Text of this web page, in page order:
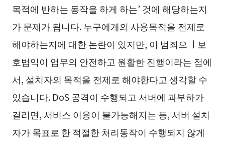
목적에 반하는 동작을 하게 하는’ 것에 해당하는지
가 문제가 됩니다. 누구에게의 사용목적을 전제로
해야하는지에 대한 논란이 있지만, 이 범죄으 ㅣ보
호법익이 업무의 안전하고 원활한 진행이라는 점에
서, 설치자의 목적을 전제로 해야한다고 생각할 수
있습니다. DoS 공격이 수행되고 서버에 과부하가
걸리면, 서비스 이용이 불가능해지는 등, 서버 설치
자가 목표로 한 적절한 처리동작이 수행되지 않게